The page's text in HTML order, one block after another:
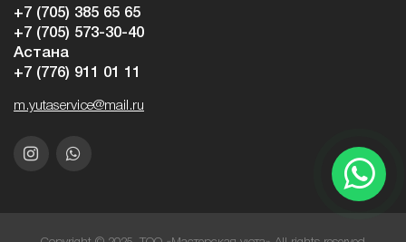
+7 (705) 385 65 65
+7 (705) 573-30-40
Астана
+7 (776) 911 01 11
m.yutaservice@mail.ru